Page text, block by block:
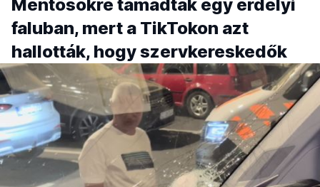
Mentősökre támadtak egy erdélyi
faluban, mert a TikTokon azt
hallották, hogy szervkereskedők